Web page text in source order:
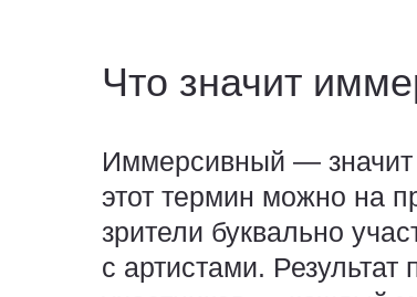
Что значит
Иммерсивный —
этот термин можно на
зрители буквально
с артистами. Результат